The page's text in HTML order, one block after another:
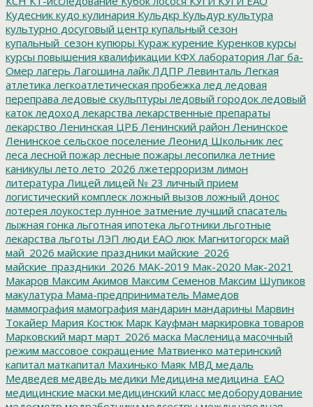
Кудесник кудо кулинария Кульдкр Кульдур культура
культурно досуговый центр купальный сезон
купальный_сезон купюры Кураж курение Куренков курсы
курсы повышения квалификации КФХ лаборатория Лаг ба-
Омер лагерь Лагошина лайк ЛДПР Левинталь Легкая
атлетика легкоатлетическая пробежка лед ледовая
переправа ледовые скульптуры ледовый городок ледовый
каток ледоход лекарства лекарственные препараты
лекарство Ленинская ЦРБ Ленинский район Ленинское
Ленинское сельское поселение Леонид Школьник лес
леса лесной пожар лесные пожары лесопилка летние
каникулы лето лето_2026 лжетерроризм лимон
литература Лицей лицей № 23 личный прием
логистический комплеск ложный вызов ложный донос
лотерея лоукостер лунное затмение лучший спасатель
лыжная гонка льготная ипотека льготники льготные
лекарства льготы ЛЭП люди ЕАО люк Магнитогорск май
май_2026 майские праздники майские_2026
майские_праздники_2026 МАК-2019 Мак-2020 Мак-2021
Макаров Максим Акимов Максим Семенов Максим Шупиков
макулатура Мама-предприниматель Мамедов
маммография мамография мандарин мандарины Марвин
Токайер Мария Костюк Марк Кауфман маркировка товаров
Марковский март март_2026 маска Масленица масочный
режим массовое сокращение Матвиенко материнский
капитал маткапитал Махинько Маяк МВД медаль
Медведев медведь медики Медицина медицина_ЕАО
медицинские маски медицинский класс медоборудование